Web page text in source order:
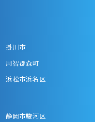
掛川市
周智郡森町
浜松市浜名区
静岡市駿河区